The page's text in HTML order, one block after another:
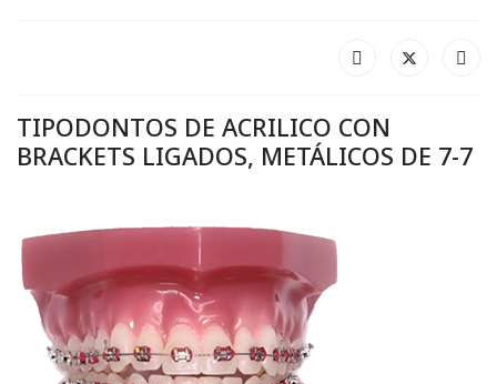
TIPODONTOS DE ACRILICO CON
BRACKETS LIGADOS, METÁLICOS DE 7-7